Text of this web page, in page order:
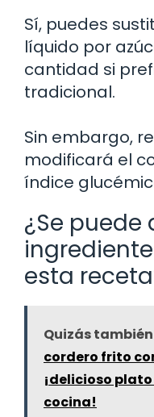
Sí, puedes
líquido por
cantidad si
tradicional.
Sin embargo,
modificará el
índice
¿Se
esta
Quizás
cordero frito
¡delicioso
cocina!